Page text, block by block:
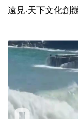
遠見‧天下文化創